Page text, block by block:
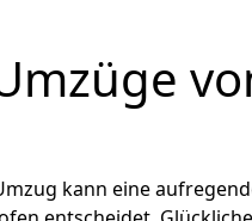
kann eine